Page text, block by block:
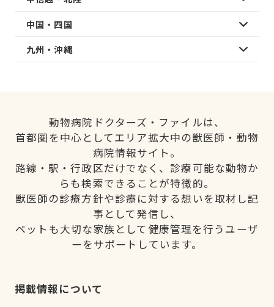
中国・四国
九州・沖縄
動物病院ドクターズ・ファイルは、
首都圏を中心としてエリア拡大中の獣医師・動物
病院情報サイト。
路線・駅・行政区だけでなく、診療可能な動物か
らも検索できることが特徴的。
獣医師の診療方針や診療に対する想いを取材し記
事として発信し、
ペットも大切な家族として健康管理を行うユーザ
ーをサポートしています。
掲載情報について